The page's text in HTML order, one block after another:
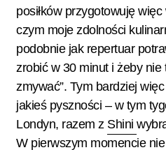
posiłków przygotowuję
czym moje zdolności
podobnie jak repertuar
zrobić w 30 minut i żeby nie
zmywać”. Tym bardziej
jakieś pyszności – w tym
Londyn, razem z Shini
W pierwszym momencie nie